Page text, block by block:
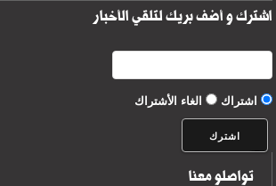
اشترك و أضف بريك لتلقي الأخبار
اشتراك الغاء الأشتراك
تواصلو معنا